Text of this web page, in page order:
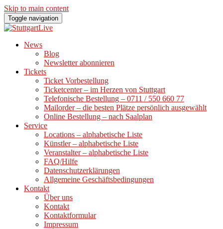
Skip to main content
Toggle navigation
News
Blog
Newsletter abonnieren
Tickets
Ticket Vorbestellung
Ticketcenter – im Herzen von Stuttgart
Telefonische Bestellung – 0711 / 550 660 77
Mailorder – die besten Plätze persönlich ausgewählt
Online Bestellung – nach Saalplan
Service
Locations – alphabetische Liste
Künstler – alphabetische Liste
Veranstalter – alphabetische Liste
FAQ/Hilfe
Datenschutzerklärungen
Allgemeine Geschäftsbedingungen
Kontakt
Über uns
Kontakt
Kontaktformular
Impressum